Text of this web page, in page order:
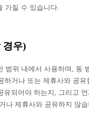
가질 수 있습니다.
경우)
위 내에서 사용하며, 동
거나 또는 제휴사와 공
되어야 하는지, 그리고
나 제휴사와 공유하지 않습